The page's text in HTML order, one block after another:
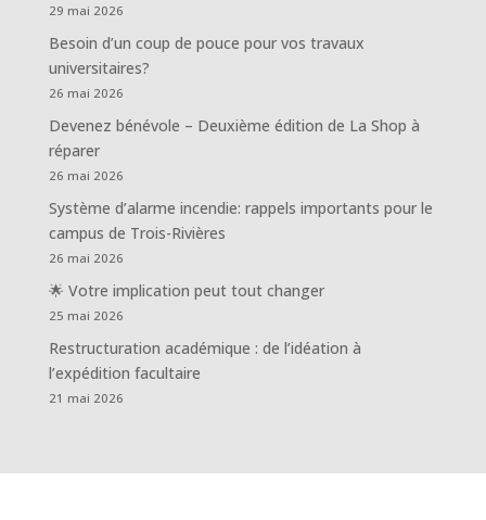
29 mai 2026
Besoin d’un coup de pouce pour vos travaux
universitaires?
26 mai 2026
Devenez bénévole – Deuxième édition de La Shop à
réparer
26 mai 2026
Système d’alarme incendie: rappels importants pour le
campus de Trois-Rivières
26 mai 2026
🌟 Votre implication peut tout changer
25 mai 2026
Restructuration académique : de l’idéation à
l’expédition facultaire
21 mai 2026